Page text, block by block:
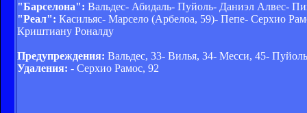
"Барселона": Вальдес- Абидаль- Пуйоль- Даниэл Алвес-
"Реал": Касильяс- Марсело (Арбелоа, 59)- Пепе- Серхио
Криштиану Роналду
Предупреждения: Вальдес, 33- Вилья, 34- Месси, 45-
Удаления: - Серхио Рамос, 92